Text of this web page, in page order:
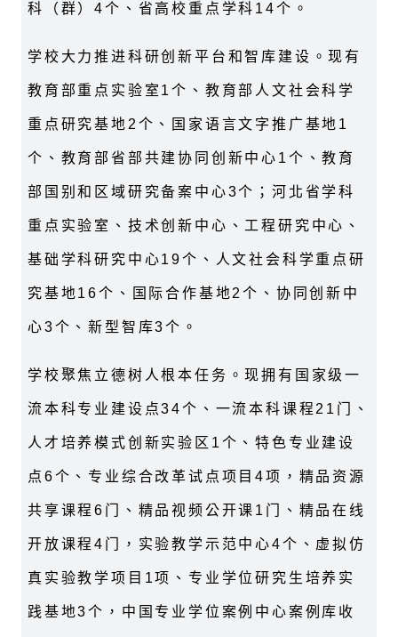
科（群）4个、省高校重点学科14个。
学校大力推进科研创新平台和智库建设。现有
教育部重点实验室1个、教育部人文社会科学
重点研究基地2个、国家语言文字推广基地1
个、教育部省部共建协同创新中心1个、教育
部国别和区域研究备案中心3个；河北省学科
重点实验室、技术创新中心、工程研究中心、
基础学科研究中心19个、人文社会科学重点研
究基地16个、国际合作基地2个、协同创新中
心3个、新型智库3个。
学校聚焦立德树人根本任务。现拥有国家级一
流本科专业建设点34个、一流本科课程21门、
人才培养模式创新实验区1个、特色专业建设
点6个、专业综合改革试点项目4项，精品资源
共享课程6门、精品视频公开课1门、精品在线
开放课程4门，实验教学示范中心4个、虚拟仿
真实验教学项目1项、专业学位研究生培养实
践基地3个，中国专业学位案例中心案例库收